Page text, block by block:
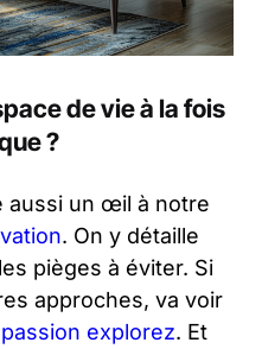
de vie à la fois
?
aussi un œil à notre
. On y détaille
pièges à éviter. Si
approches, va voir
passion explorez. Et